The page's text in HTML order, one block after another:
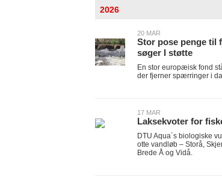
2026
20 MAR
Stor pose penge til
søger I støtte
En stor europæisk fond
der fjerner spærringer i
17 MAR
Laksekvoter for
DTU Aqua´s biologiske
otte vandløb – Storå,
Brede Å og Vidå.